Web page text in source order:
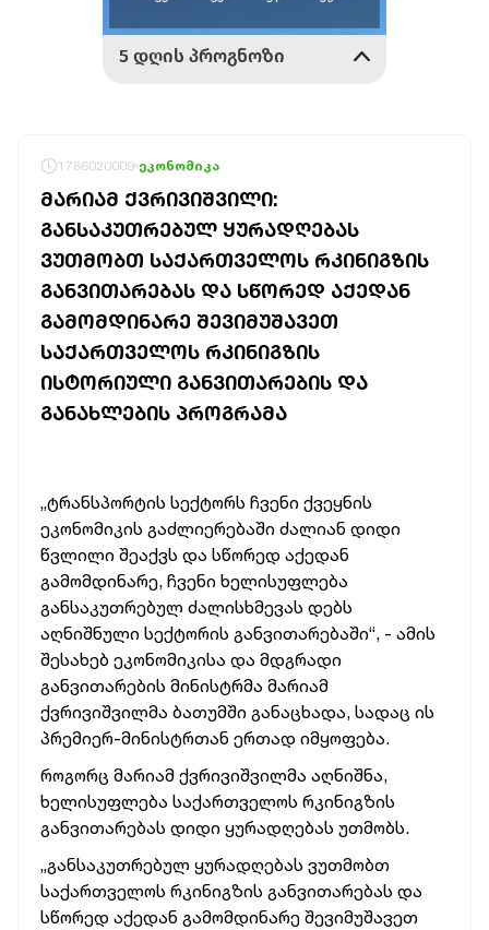
1786020009 ეკონომიკა
ᲛᲐᲠᲘᲐᲛ ᲥᲕᲠᲘᲕᲘᲨᲕᲘᲚᲘ:
ᲒᲐᲜᲡᲐᲙᲣᲗᲠᲔᲑᲣᲚ ᲧᲣᲠᲐᲓᲦᲔᲑᲐᲡ
ᲕᲣᲗᲛᲝᲑᲗ ᲡᲐᲥᲐᲠᲗᲕᲔᲚᲝᲡ ᲠᲙᲘᲜᲘᲒᲖᲘᲡ
ᲒᲐᲜᲕᲘᲗᲐᲠᲔᲑᲐᲡ ᲓᲐ ᲡᲬᲝᲠᲔᲓ ᲐᲥᲔᲓᲐᲜ
ᲒᲐᲛᲝᲛᲓᲘᲜᲐᲠᲔ ᲨᲔᲕᲘᲛᲣᲨᲐᲕᲔᲗ
ᲡᲐᲥᲐᲠᲗᲕᲔᲚᲝᲡ ᲠᲙᲘᲜᲘᲒᲖᲘᲡ
ᲘᲡᲢᲝᲠᲘᲣᲚᲘ ᲒᲐᲜᲕᲘᲗᲐᲠᲔᲑᲘᲡ ᲓᲐ
ᲒᲐᲜᲐᲮᲚᲔᲑᲘᲡ ᲞᲠᲝᲒᲠᲐᲛᲐ
„ტრანსპორტის სექტორს ჩვენი ქვეყნის
ეკონომიკის გაძლიერებაში ძალიან დიდი
წვლილი შეაქვს და სწორედ აქედან
გამომდინარე, ჩვენი ხელისუფლება
განსაკუთრებულ ძალისხმევას დებს
აღნიშნული სექტორის განვითარებაში“, - ამის
შესახებ ეკონომიკისა და მდგრადი
განვითარების მინისტრმა მარიამ
ქვრივიშვილმა ბათუმში განაცხადა, სადაც ის
პრემიერ-მინისტრთან ერთად იმყოფება.
როგორც მარიამ ქვრივიშვილმა აღნიშნა,
ხელისუფლება საქართველოს რკინიგზის
განვითარებას დიდი ყურადღებას უთმობს.
„განსაკუთრებულ ყურადღებას ვუთმობთ
საქართველოს რკინიგზის განვითარებას და
სწორედ აქედან გამომდინარე შევიმუშავეთ